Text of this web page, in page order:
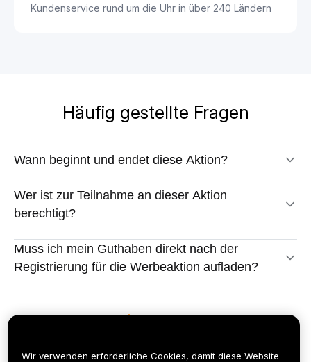
Kundenservice rund um die Uhr in über 240 Ländern
Häufig gestellte Fragen
Wann beginnt und endet diese Aktion?
Wer ist zur Teilnahme an dieser Aktion
berechtigt?
Muss ich mein Guthaben direkt nach der
Registrierung für die Werbeaktion aufladen?
View more
Wir verwenden erforderliche Cookies, damit diese Website